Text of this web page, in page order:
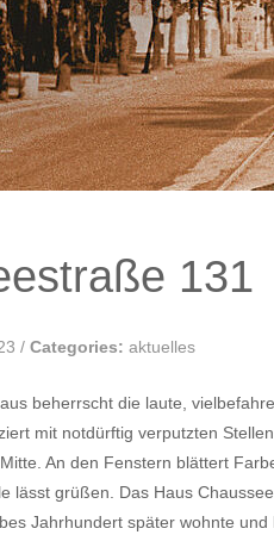
131
/ Categories: aktuelles
beherrscht die laute,
mit notdürftig verputzten
An den Fenstern blättert
lässt grüßen. Das Haus
Jahrhundert später wohnte